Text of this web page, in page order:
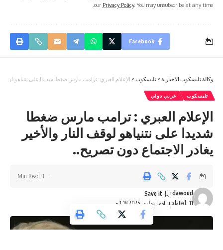
our Privacy Policy. You may unsubscribe at any time.
Facebook
وكالة تليسكوب الاخبارية > تليسكوب > الإعلام العبري : ترامب مارس ضغطا شديدا على نتنياهو لوقف
تليسكوب عربي دولي
الإعلام العبري : ترامب مارس ضغطا
شديدا على نتنياهو لوقف النار والأخير
يغادر الاجتماع دون تصريح..
Last updated: 11 يوليو، 2025 1:18 م
dawoud
3 Min Read